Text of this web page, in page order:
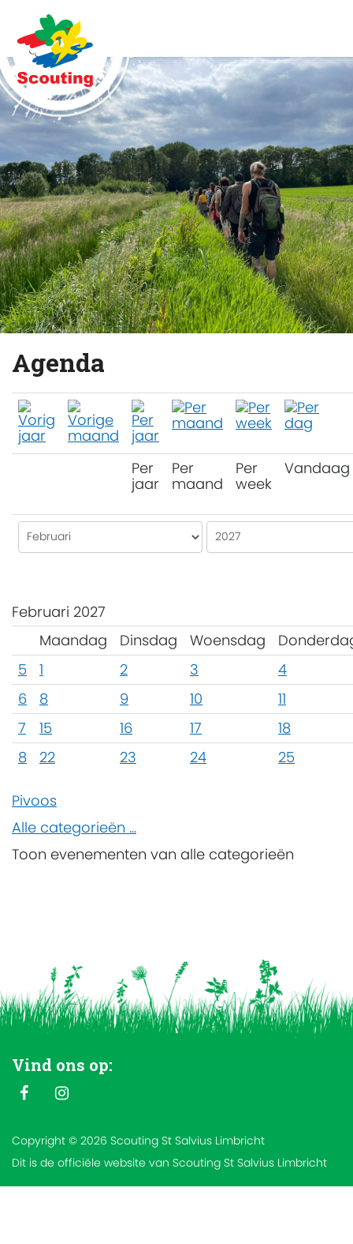
Agenda
Per
jaar
Per
maand
Per
week
Vandaag
Februari 2027
Maandag
Dinsdag Woensdag
5
1 2 3
4
6
8 9 10
11
7
15 16 17
18
8
22 23 24 25
Pivoos
Alle categorieën ...
Toon evenementen van alle categorieën
Vind ons op:
Copyright © 2026 Scouting St Salvius Limbricht
Dit is de officiële website van Scouting St Salvius Limbricht